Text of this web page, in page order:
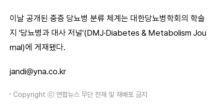
이날 공개된 중증 당뇨병 분류 체계는 대한당뇨병학회의 학술
지 '당뇨병과 대사 저널'(DMJ·Diabetes & Metabolism Jou
rnal)에 게재됐다.
jandi@yna.co.kr
Copyright ⓒ 연합뉴스 무단 전재 및 재배포 금지